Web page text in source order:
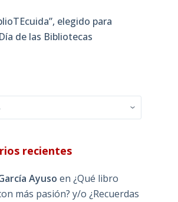
elegido para
de las Bibliotecas
recientes
Ayuso en ¿Qué libro
más pasión? y/o ¿Recuerdas